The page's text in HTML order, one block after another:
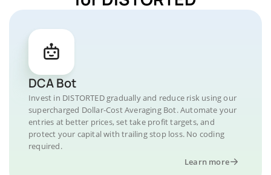
DCA Bot
Invest in DISTORTED gradually and reduce risk using our
supercharged Dollar-Cost Averaging Bot. Automate your
entries at better prices, set take profit targets, and
protect your capital with trailing stop loss. No coding
required.
Learn more